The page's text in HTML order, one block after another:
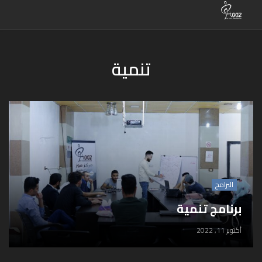
تنمية
البرامج
برنامج تنمية
أكتوبر 11, 2022